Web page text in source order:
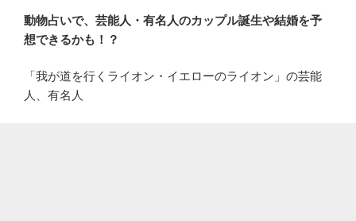
動物占いで、芸能人・有名人のカップル誕生や結婚を予
想できるかも！？
「我が道を行くライオン・イエローのライオン」の芸能
人、有名人